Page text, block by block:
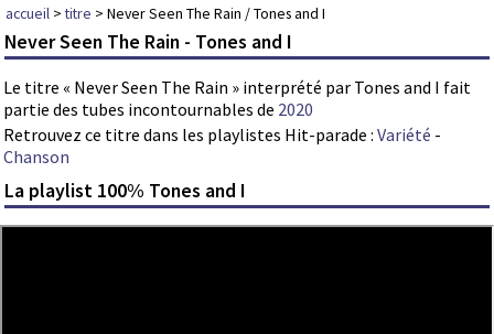
accueil >titre > Never Seen The Rain / Tones and I
Never Seen The Rain - Tones and I
Le titre « Never Seen The Rain » interprété par Tones and I fait
partie des tubes incontournables de 2020
Retrouvez ce titre dans les playlistes Hit-parade : Variété -
Chanson
La playlist 100% Tones and I